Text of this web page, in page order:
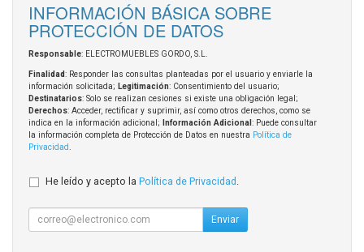
INFORMACIÓN BÁSICA SOBRE
PROTECCIÓN DE DATOS
Responsable: ELECTROMUEBLES GORDO, S.L.
Finalidad: Responder las consultas planteadas por el usuario y enviarle la
información solicitada; Legitimación: Consentimiento del usuario;
Destinatarios: Solo se realizan cesiones si existe una obligación legal;
Derechos: Acceder, rectificar y suprimir, así como otros derechos, como se
indica en la información adicional;
Información Adicional : Puede consultar
la información completa de Protección de Datos en nuestra Política de
Privacidad
He leído y acepto la Política de Privacidad .
Enviar